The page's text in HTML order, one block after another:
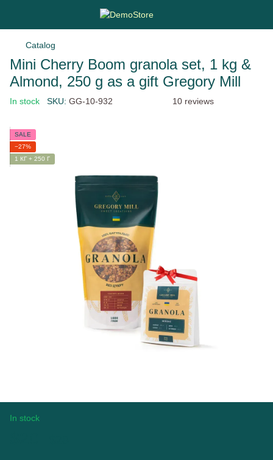
Catalog
Mini Cherry Boom granola set, 1 kg &
Almond, 250 g as a gift Gregory Mill
In stock SKU: GG-10-932 10 reviews
SALE
−27%
1 КГ + 250 Г
In stock